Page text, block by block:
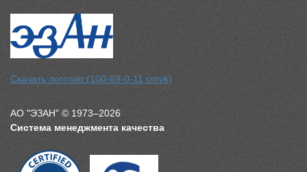
Скачать логотип (100-69-0-11 cmyk)
АО "ЭЗАН" © 1973–2026
Система менеджмента качества